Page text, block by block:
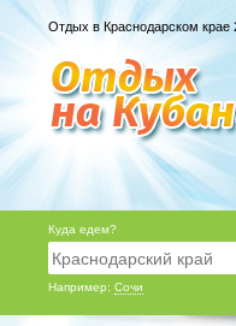
Отдых в Краснодарском крае
Куда едем?
Например: Сочи